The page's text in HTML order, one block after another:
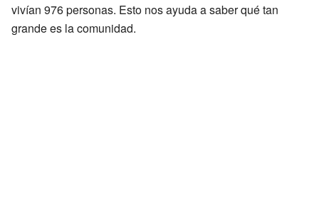
vivían 976 personas. Esto nos ayuda a saber qué tan
grande es la comunidad.